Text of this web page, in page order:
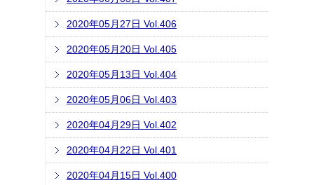
2020年05月27日 Vol.406
2020年05月20日 Vol.405
2020年05月13日 Vol.404
2020年05月06日 Vol.403
2020年04月29日 Vol.402
2020年04月22日 Vol.401
2020年04月15日 Vol.400